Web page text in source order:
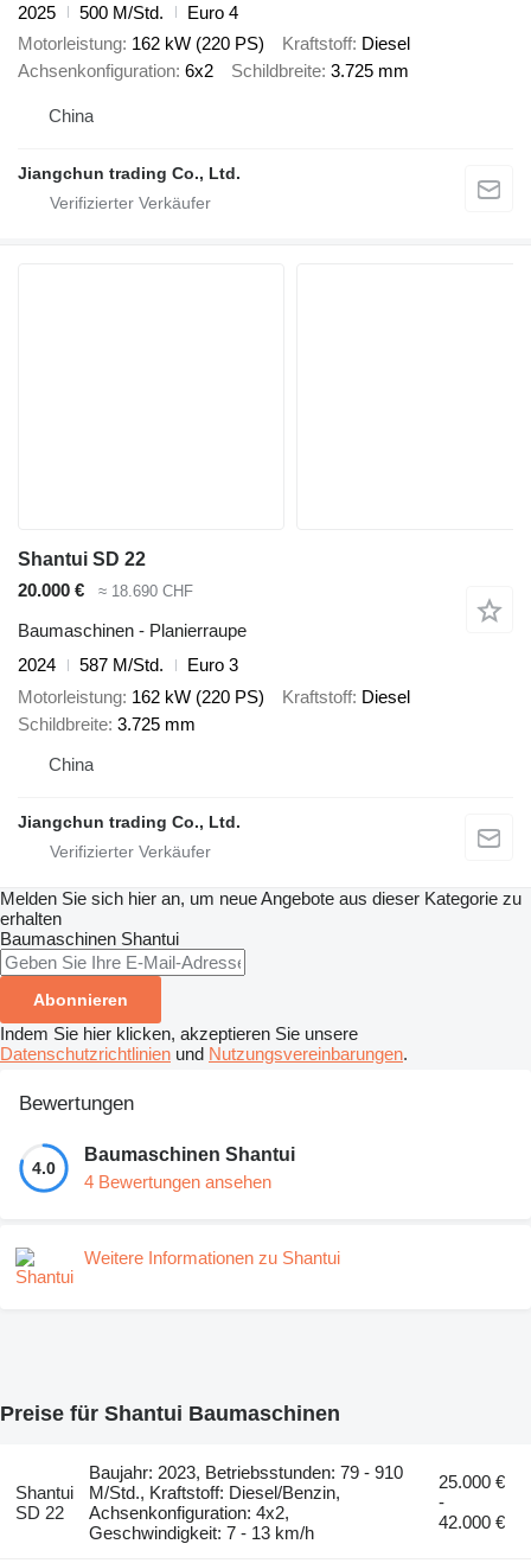
2025
500 M/Std.
Euro 4
Motorleistung 162 kW (220 PS) Kraftstoff Diesel
Achsenkonfiguration 6x2 Schildbreite 3.725 mm
China
Jiangchun trading Co., Ltd.
Shantui SD 22
20.000 €
≈ 18.690 CHF
Baumaschinen - Planierraupe
2024
587 M/Std.
Euro 3
Motorleistung 162 kW (220 PS) Kraftstoff Diesel
Schildbreite 3.725 mm
China
Jiangchun trading Co., Ltd.
Melden Sie sich hier an, um neue Angebote aus dieser Kategorie zu
erhalten
Baumaschinen Shantui
Abonnieren
Indem Sie hier klicken, akzeptieren Sie unsere
Datenschutzrichtlinien und Nutzungsvereinbarungen.
Bewertungen
4.0
Baumaschinen Shantui
4 Bewertungen ansehen
Weitere Informationen zu Shantui
Preise für Shantui Baumaschinen
Shantui
SD 22
Baujahr: 2023, Betriebsstunden: 79 - 910
M/Std., Kraftstoff: Diesel/Benzin,
Achsenkonfiguration: 4x2,
Geschwindigkeit: 7 - 13 km/h
25.000 €
-
42.000 €